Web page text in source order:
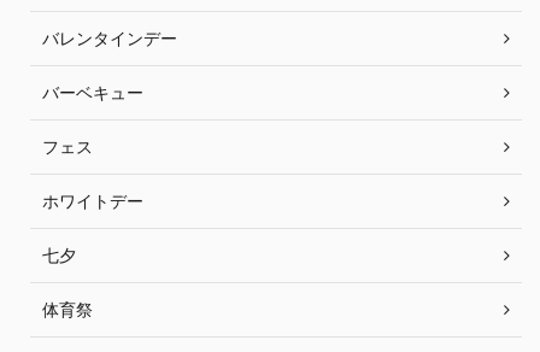
バレンタインデー
バーベキュー
フェス
ホワイトデー
七夕
体育祭